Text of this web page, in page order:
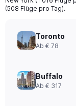
(508 Flüge pro Tag).
Toronto
Ab € 78
Buffalo
Ab € 317